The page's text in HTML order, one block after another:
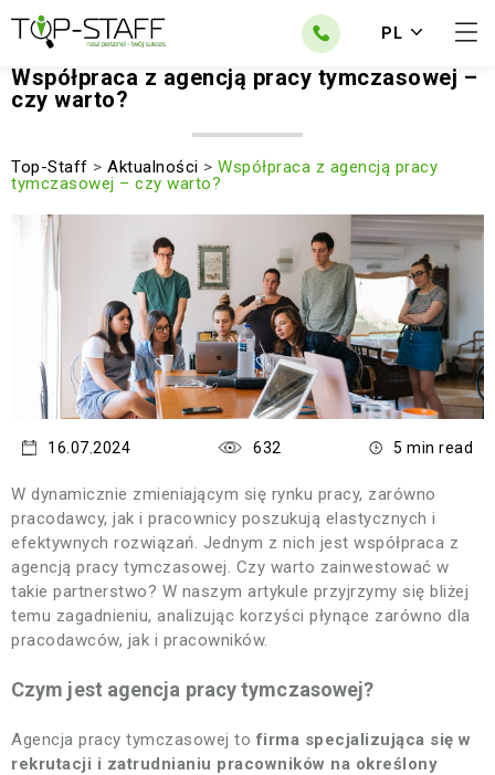
PL
Współpraca z agencją pracy tymczasowej –
czy warto?
Top-Staff > Aktualności > Współpraca z agencją pracy
tymczasowej – czy warto?
16.07.2024 632 5 min read
W dynamicznie zmieniającym się rynku pracy, zarówno
pracodawcy, jak i pracownicy poszukują elastycznych i
efektywnych rozwiązań. Jednym z nich jest współpraca z
agencją pracy tymczasowej. Czy warto zainwestować w
takie partnerstwo? W naszym artykule przyjrzymy się bliżej
temu zagadnieniu, analizując korzyści płynące zarówno dla
pracodawców, jak i pracowników.
Czym jest agencja pracy tymczasowej?
Agencja pracy tymczasowej tofirma specjalizująca się w
rekrutacji i zatrudnianiu pracowników na określony